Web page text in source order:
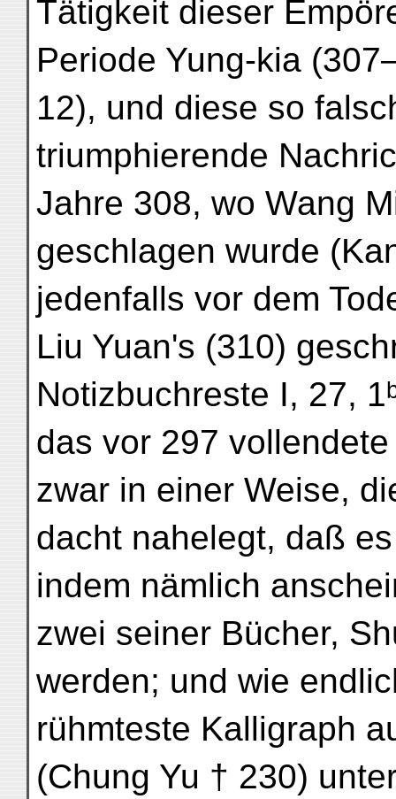
Tätigkeit dieser
Periode Yung-kia
12), und diese so
triumphierende
Jahre 308, wo Wang
geschlagen wurde
jedenfalls vor dem
Liu Yuan's (310)
Notizbuchreste I, 27,
das vor 297
zwar in einer Weise,
dacht nahelegt, daß
indem nämlich
zwei seiner Bücher,
werden; und wie
rühmteste Kalligraph
(Chung Yu † 230)